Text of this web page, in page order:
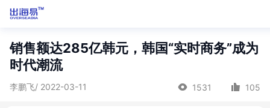
销售额达285亿韩元，韩国“实时商务”成为
时代潮流
李鹏飞/ 2022-03-11 1531 105